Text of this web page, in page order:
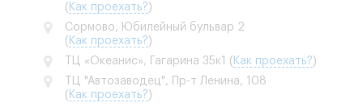
( Как проехать?)
Сормово, Юбилейный бульвар 2
( Как проехать?)
ТЦ «Океанис», Гагарина 35к1 ( Как проехать?)
ТЦ "Автозаводец", Пр-т Ленина, 108
( Как проехать?)